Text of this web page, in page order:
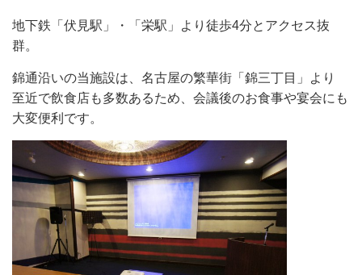
地下鉄「伏見駅」・「栄駅」より徒歩4分とアクセス抜
群。
錦通沿いの当施設は、名古屋の繁華街「錦三丁目」より
至近で飲食店も多数あるため、会議後のお食事や宴会にも
大変便利です。